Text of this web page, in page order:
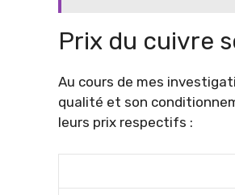
Prix du cuivre
Au cours de mes
qualité et son
leurs prix respectifs :